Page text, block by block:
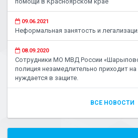
09.06.2021
Неформальная занятость и
08.09.2020
Сотрудники МО МВД России
полиция незамедлительно приходит
нуждается в защите.
ВСЕ НОВОСТИ